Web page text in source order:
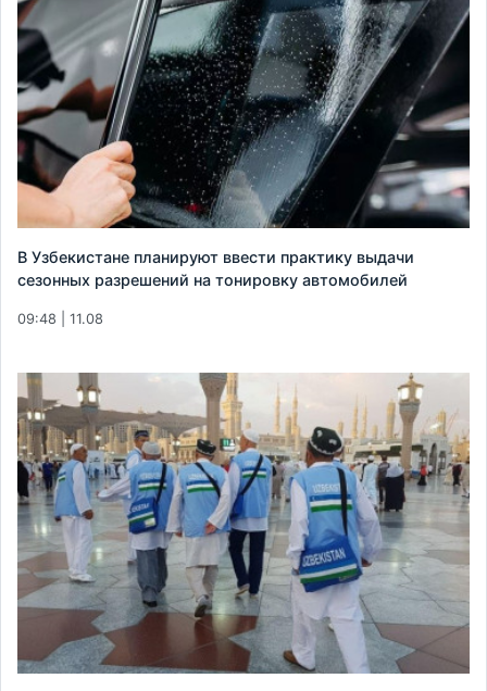
В Узбекистане планируют ввести практику выдачи
сезонных разрешений на тонировку автомобилей
09:48 | 11.08